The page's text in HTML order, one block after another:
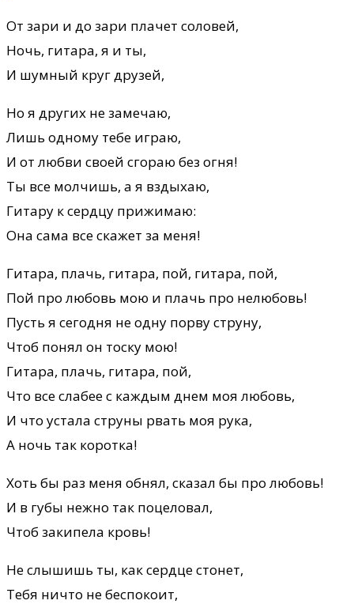
От зари и до зари плачет соловей,
Ночь, гитара, я и ты,
И шумный круг друзей,
Но я других не замечаю,
Лишь одному тебе играю,
И от любви своей сгораю без огня!
Ты все молчишь, а я вздыхаю,
Гитару к сердцу прижимаю:
Она сама все скажет за меня!
Гитара, плачь, гитара, пой, гитара, пой,
Пой про любовь мою и плачь про нелюбовь!
Пусть я сегодня не одну порву струну,
Чтоб понял он тоску мою!
Гитара, плачь, гитара, пой,
Что все слабее с каждым днем моя любовь,
И что устала струны рвать моя рука,
А ночь так коротка!
Хоть бы раз меня обнял, сказал бы про любовь!
И в губы нежно так поцеловал,
Чтоб закипела кровь!
Не слышишь ты, как сердце стонет,
Тебя ничто не беспокоит,